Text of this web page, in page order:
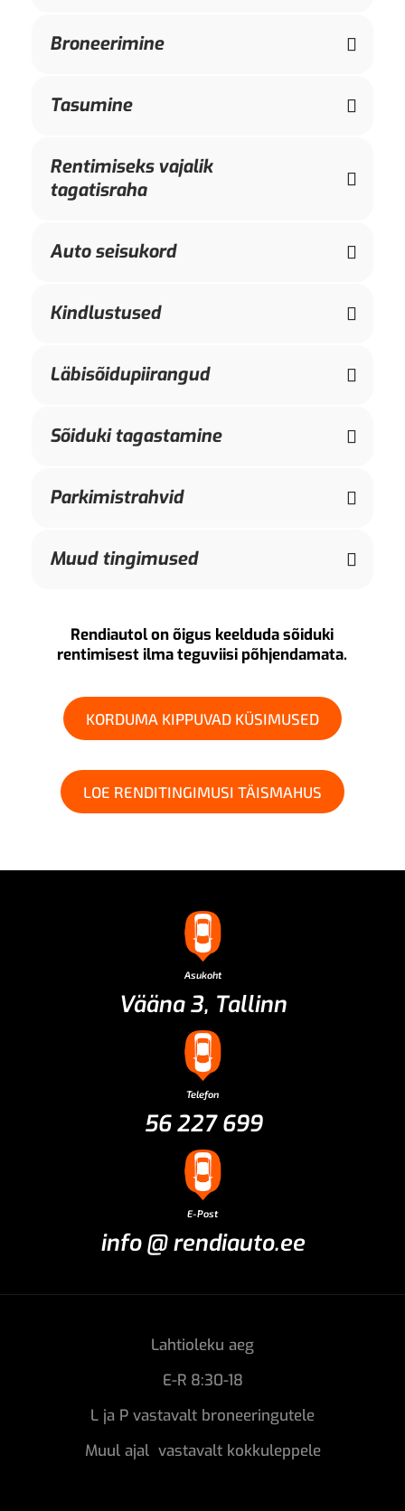
Broneerimine
Tasumine
Rentimiseks vajalik
tagatisraha
Auto seisukord
Kindlustused
Läbisõidupiirangud
Sõiduki tagastamine
Parkimistrahvid
Muud tingimused
Rendiautol on õigus keelduda sõiduki
rentimisest ilma teguviisi põhjendamata.
KORDUMA KIPPUVAD KÜSIMUSED
LOE RENDITINGIMUSI TÄISMAHUS
Asukoht
Vääna 3, Tallinn
Telefon
56 227 699
E-Post
info @ rendiauto.ee
Lahtioleku aeg
E-R 8:30-18
L ja P vastavalt broneeringutele
Muul ajal vastavalt kokkuleppele